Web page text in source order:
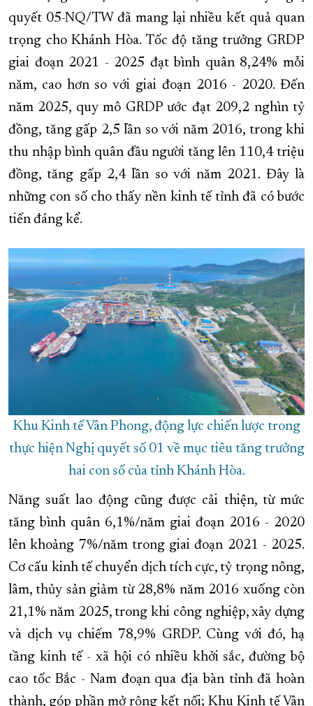
quyết 05-NQ/TW đã mang lại nhiều kết quả quan
trọng cho Khánh Hòa. Tốc độ tăng trưởng GRDP
giai đoạn 2021 - 2025 đạt bình quân 8,24% mỗi
năm, cao hơn so với giai đoạn 2016 - 2020. Đến
năm 2025, quy mô GRDP ước đạt 209,2 nghìn tỷ
đồng, tăng gấp 2,5 lần so với năm 2016, trong khi
thu nhập bình quân đầu người tăng lên 110,4 triệu
đồng, tăng gấp 2,4 lần so với năm 2021. Đây là
những con số cho thấy nền kinh tế tỉnh đã có bước
tiến đáng kể.
Khu Kinh tế Vân Phong, động lực chiến lược trong
thực hiện Nghị quyết số 01 về mục tiêu tăng trưởng
hai con số của tỉnh Khánh Hòa.
Năng suất lao động cũng được cải thiện, từ mức
tăng bình quân 6,1%/năm giai đoạn 2016 - 2020
lên khoảng 7%/năm trong giai đoạn 2021 - 2025.
Cơ cấu kinh tế chuyển dịch tích cực, tỷ trọng nông,
lâm, thủy sản giảm từ 28,8% năm 2016 xuống còn
21,1% năm 2025, trong khi công nghiệp, xây dựng
và dịch vụ chiếm 78,9% GRDP. Cùng với đó, hạ
tầng kinh tế - xã hội có nhiều khởi sắc, đường bộ
cao tốc Bắc - Nam đoạn qua địa bàn tỉnh đã hoàn
thành, góp phần mở rộng kết nối; Khu Kinh tế Vân